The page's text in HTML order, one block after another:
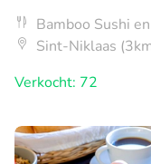
Bamboo Sushi
Sint-Niklaas
Verkocht: 72